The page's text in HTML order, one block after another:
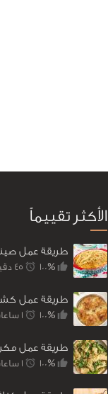
الأكثر تقييماً
طريقة عمل
100% 45 ‎دقيقة
طريقة عمل
100% 1 ساعات 5 ‎دقيقة
طريقة عمل
100% 1 ساعات